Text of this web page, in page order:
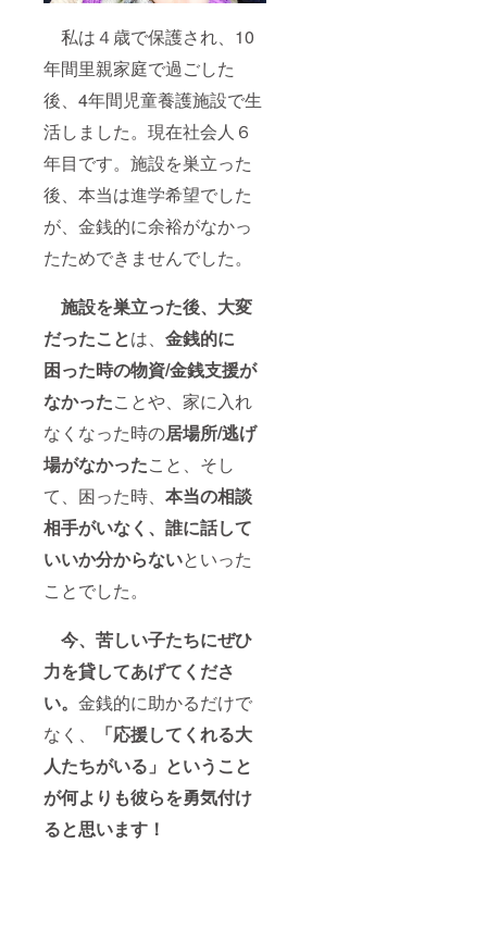
私は４歳で保護され、10
年間里親家庭で過ごした
後、4年間児童養護施設で生
活しました。現在社会人６
年目です。施設を巣立った
後、本当は進学希望でした
が、金銭的に余裕がなかっ
たためできませんでした。
施設を巣立った後、大変
だったことは、 金銭的に
困った時の物資/金銭支援が
なかったことや、家に入れ
なくなった時の居場所/逃げ
場がなかったこと、そし
て、困った時、 本当の相談
相手がいなく、誰に話して
いいか分からないといった
ことでした。
今、苦しい子たちにぜひ
力を貸してあげてくださ
い。 金銭的に助かるだけで
なく、
「応援してくれる大
人たちがいる」ということ
が何よりも彼らを勇気付け
ると思います！